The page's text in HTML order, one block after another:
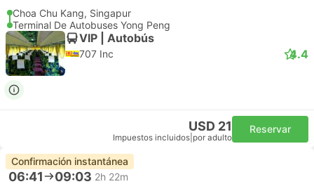
Choa Chu Kang, Singapur
Terminal De Autobuses Yong Peng
VIP | Autobús
707 Inc 4.4
USD 21
Impuestos incluidos por adulto
Reservar
Confirmación instantánea
06:41 09:03 2h 22m